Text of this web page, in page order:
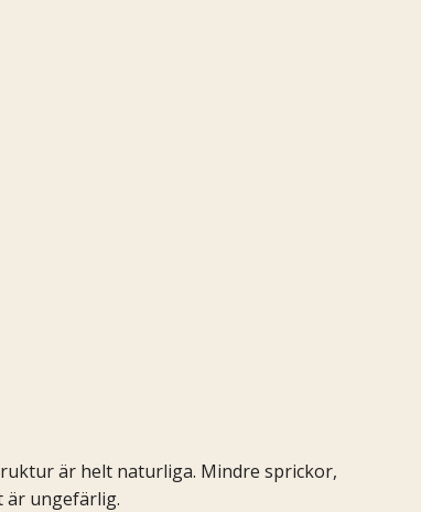
är helt naturliga. Mindre sprickor,
är ungefärlig.